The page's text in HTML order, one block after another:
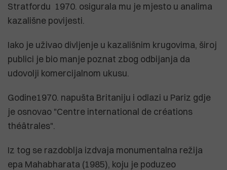
Stratfordu 1970. osigurala mu je mjesto u analima
kazališne povijesti.
Iako je uživao divljenje u kazališnim krugovima, široj
publici je bio manje poznat zbog odbijanja da
udovolji komercijalnom ukusu.
Godine1970. napušta Britaniju i odlazi u Pariz gdje
je osnovao "Centre international de créations
théâtrales".
Iz tog se razdoblja izdvaja monumentalna režija
epa Mahabharata (1985), koju je poduzeo